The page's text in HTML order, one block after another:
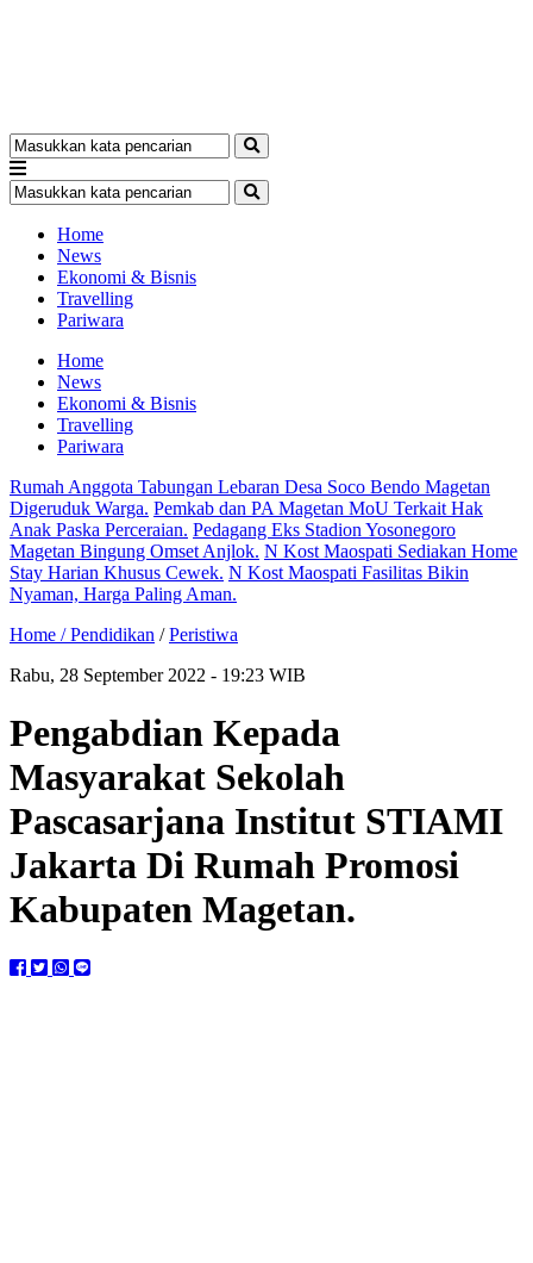
Home
News
Ekonomi & Bisnis
Travelling
Pariwara
Home
News
Ekonomi & Bisnis
Travelling
Pariwara
Rumah Anggota Tabungan Lebaran Desa Soco Bendo Magetan
Digeruduk Warga. Pemkab dan PA Magetan MoU Terkait Hak
Anak Paska Perceraian. Pedagang Eks Stadion Yosonegoro
Magetan Bingung Omset Anjlok. N Kost Maospati Sediakan Home
Stay Harian Khusus Cewek. N Kost Maospati Fasilitas Bikin
Nyaman, Harga Paling Aman.
Home /Pendidikan /Peristiwa
Rabu, 28 September 2022 - 19:23 WIB
Pengabdian Kepada
Masyarakat Sekolah
Pascasarjana Institut STIAMI
Jakarta Di Rumah Promosi
Kabupaten Magetan.